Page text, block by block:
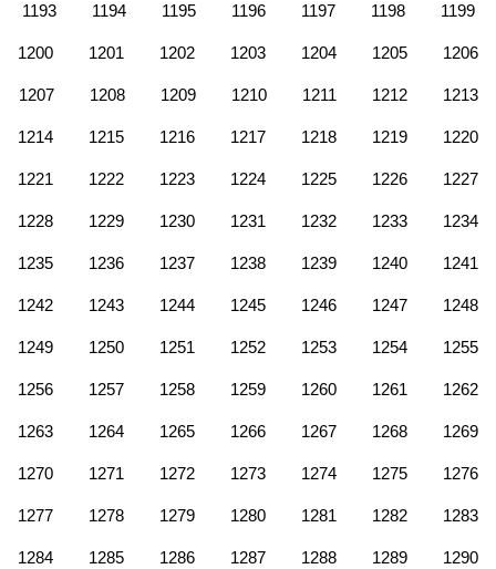
1193 1194 1195 1196 1197 1198 1199
1200 1201 1202 1203 1204 1205 1206
1207 1208 1209 1210 1211 1212 1213
1214 1215 1216 1217 1218 1219 1220
1221 1222 1223 1224 1225 1226 1227
1228 1229 1230 1231 1232 1233 1234
1235 1236 1237 1238 1239 1240 1241
1242 1243 1244 1245 1246 1247 1248
1249 1250 1251 1252 1253 1254 1255
1256 1257 1258 1259 1260 1261 1262
1263 1264 1265 1266 1267 1268 1269
1270 1271 1272 1273 1274 1275 1276
1277 1278 1279 1280 1281 1282 1283
1284 1285 1286 1287 1288 1289 1290